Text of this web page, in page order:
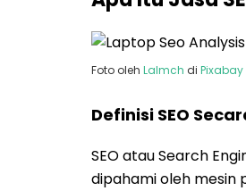
Foto oleh Lalmch di Pixabay
Definisi SEO
SEO atau Search
dipahami oleh mesin